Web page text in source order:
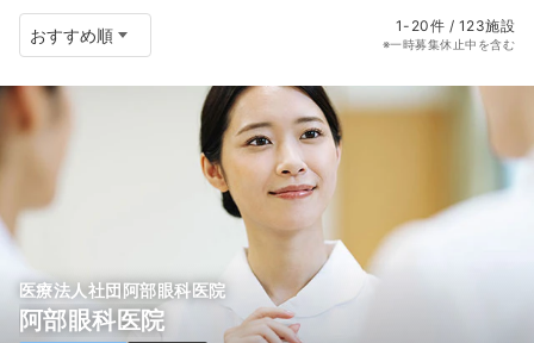
1-20件 / 123施設
※一時募集休止中を含む
医療法人社団阿部眼科医院
阿部眼科医院